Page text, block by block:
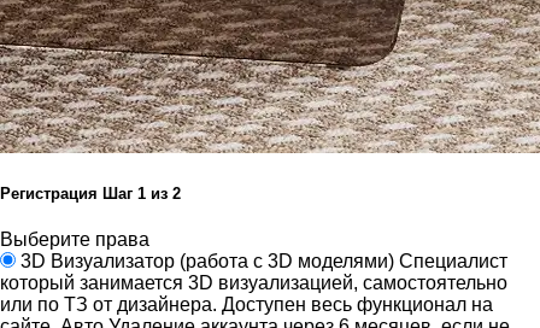
Регистрация Шаг 1 из 2
Выберите права
3D Визуализатор (работа с 3D моделями) Специалист
который занимается 3D визуализацией, самостоятельно
или по ТЗ от дизайнера. Доступен весь функционал на